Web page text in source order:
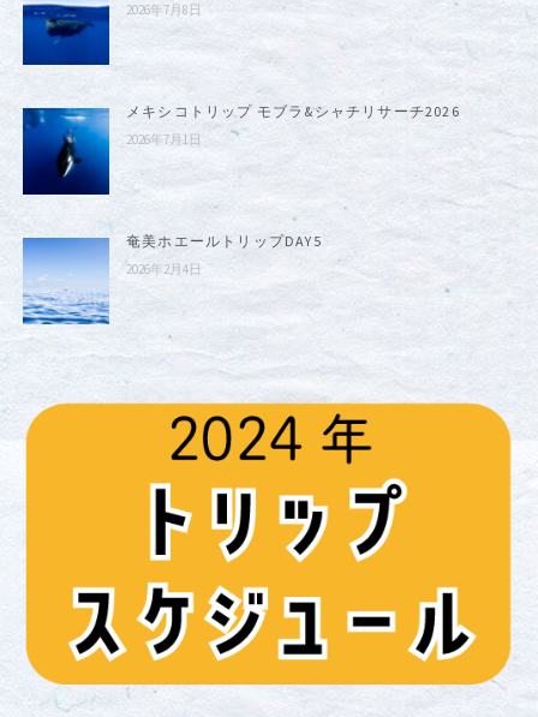
2026年7月8日
メキシコトリップ モブラ&シャチリサーチ2026
2026年7月1日
奄美ホエールトリップDAY5
2026年2月4日